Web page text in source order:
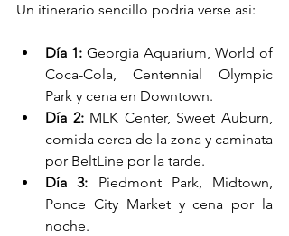
Un itinerario sencillo podría verse así:
Día 1: Georgia Aquarium, World of
Coca-Cola, Centennial Olympic
Park y cena en Downtown.
Día 2: MLK Center, Sweet Auburn,
comida cerca de la zona y caminata
por BeltLine por la tarde.
Día 3: Piedmont Park, Midtown,
Ponce City Market y cena por la
noche.